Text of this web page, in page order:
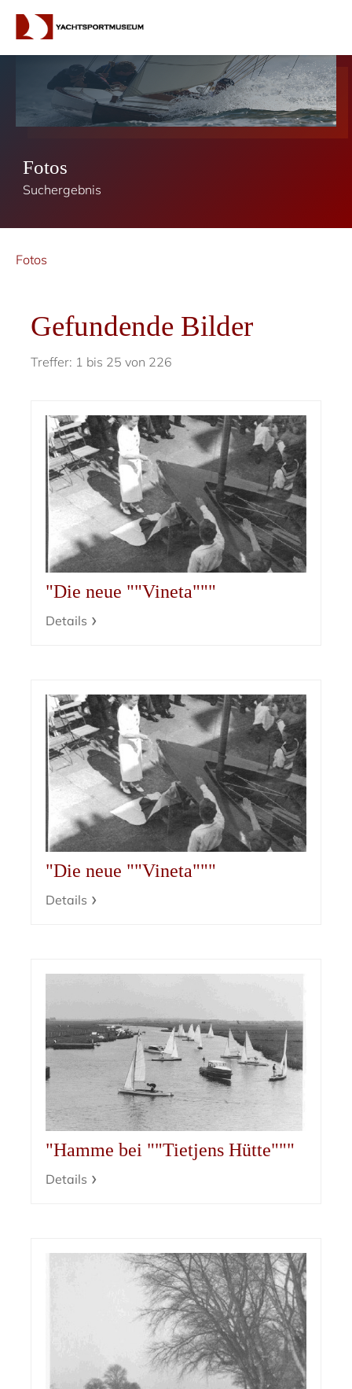
Fotos
Suchergebnis
Fotos
Gefundende Bilder
Treffer: 1 bis 25 von 226
"Die neue ""Vineta"""
Details
"Die neue ""Vineta"""
Details
"Hamme bei ""Tietjens Hütte"""
Details